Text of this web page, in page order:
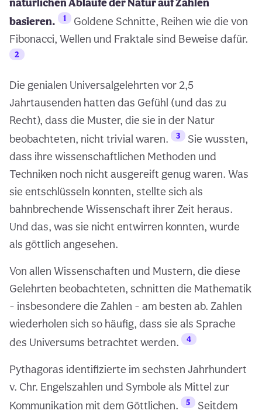
basieren.
1
Goldene Schnitte, Reihen wie die von
Fibonacci, Wellen und Fraktale sind Beweise dafür.
2
Die genialen Universalgelehrten vor 2,5
Jahrtausenden hatten das Gefühl (und das zu
Recht), dass die Muster, die sie in der Natur
beobachteten, nicht trivial waren.
3
Sie wussten,
dass ihre wissenschaftlichen Methoden und
Techniken noch nicht ausgereift genug waren. Was
sie entschlüsseln konnten, stellte sich als
bahnbrechende Wissenschaft ihrer Zeit heraus.
Und das, was sie nicht entwirren konnten, wurde
als göttlich angesehen.
Von allen Wissenschaften und Mustern, die diese
Gelehrten beobachteten, schnitten die Mathematik
- insbesondere die Zahlen - am besten ab. Zahlen
wiederholen sich so häufig, dass sie als Sprache
des Universums betrachtet werden.
4
Pythagoras identifizierte im sechsten Jahrhundert
v. Chr. Engelszahlen und Symbole als Mittel zur
Kommunikation mit dem Göttlichen.
5
Seitdem